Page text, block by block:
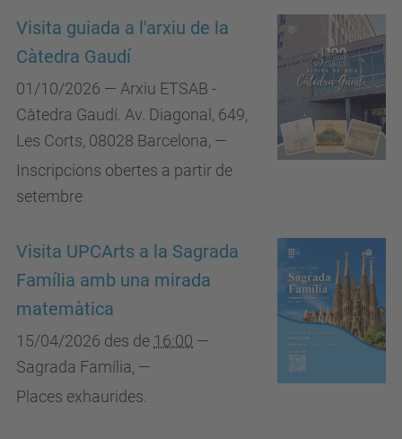
Visita guiada a l'arxiu de la
Càtedra Gaudí
01/10/2026 — Arxiu ETSAB -
Càtedra Gaudí. Av. Diagonal, 649,
Les Corts, 08028 Barcelona, —
Inscripcions obertes a partir de
setembre
Visita UPCArts a la Sagrada
Família amb una mirada
matemàtica
15/04/2026 des de 16:00 —
Sagrada Família, —
Places exhaurides.